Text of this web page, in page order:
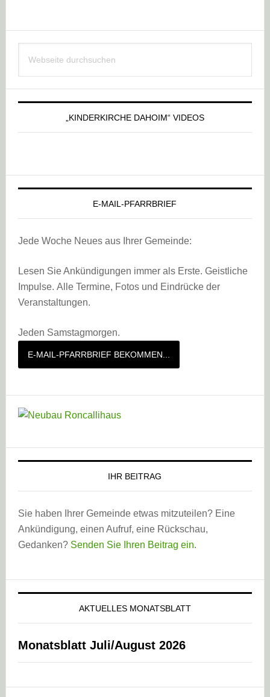
Haupt-
Sidebar
durchsuchen
„KINDERKIRCHE DAHOIM“ VIDEOS
E-MAIL-PFARRBRIEF
Jede Woche Neues aus Ihrer Gemeinde:
Lesen Sie Ankündigungen immer als Erste. Geistliche
Impulse. Alle Termine, Fotos und Eindrücke der
Veranstaltungen.
Jeden Samstagmorgen.
E-MAIL-PFARRBRIEF BEKOMMEN...
IHR BEITRAG
Sie haben Ihrer Gemeinde etwas mitzuteilen? Eine
Ankündigung, einen Aufruf, eine Rückschau,
Gedanken? Senden Sie Ihren Beitrag ein.
AKTUELLES MONATSBLATT
Monatsblatt Juli/August 2026